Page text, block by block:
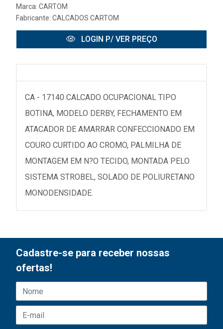
Marca: CARTOM
Fabricante: CALCADOS CARTOM
LOGIN P/ VER PREÇO
CA - 17140 CALCADO OCUPACIONAL TIPO
BOTINA, MODELO DERBY, FECHAMENTO EM
ATACADOR DE AMARRAR CONFECCIONADO EM
COURO CURTIDO AO CROMO, PALMILHA DE
MONTAGEM EM N?O TECIDO, MONTADA PELO
SISTEMA STROBEL, SOLADO DE POLIURETANO
MONODENSIDADE.
Cadastre-se para receber nossas
ofertas!